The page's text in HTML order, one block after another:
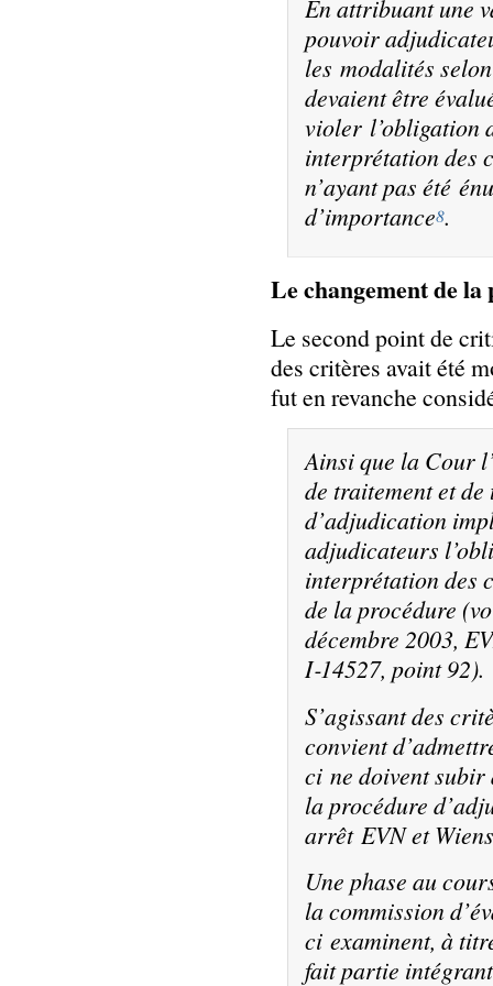
En attribuant une
pouvoir
les modalités
devaient être
violer l’obligation
interprétation des
n’ayant pas été
d’importance8.
Le changement de
Le second point de
des critères avait été
fut en revanche
Ainsi que la Cour
de traitement et
d’adjudication
adjudicateurs
interprétation des
de la procédure
décembre 2003,
I‑14527, point 92).
S’agissant des
convient
ci ne doivent subir
la procédure
arrêt EVN et
Une phase au
la commission
ci examinent, à
fait partie